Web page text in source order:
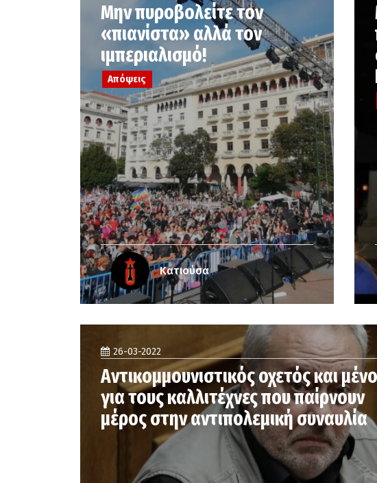
Μην πυροβολείτε τον
«πιανίστα» αλλά τον
ιμπεριαλισμό!
Απόψεις
Κατιούσα
26-03-2022
Αντικομμουνιστικός οχετός και
για τους καλλιτέχνες που παίρνουν
μέρος στην αντιπολεμική συναυλία